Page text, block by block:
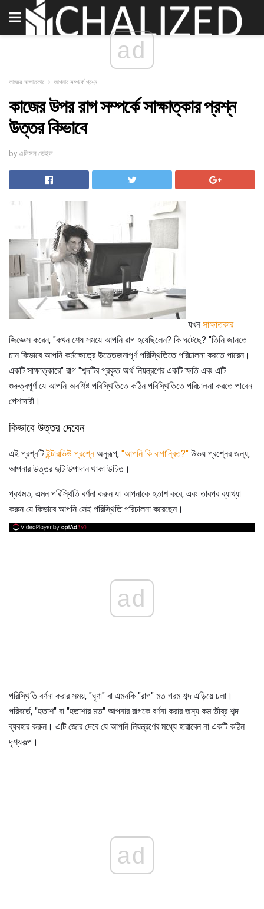
ad
কাজের সাক্ষাতকার আপনার সম্পর্কে প্রশ্ন
কাজের উপর রাগ সম্পর্কে সাক্ষাত্কার প্রশ্ন
উত্তর কিভাবে
by এলিসন ডেইল
যখন সাক্ষাতকার
জিজ্ঞেস করেন, "কখন শেষ সময়ে আপনি রাগ হয়েছিলেন? কি ঘটেছে? "তিনি জানতে
চান কিভাবে আপনি কর্মক্ষেত্রে উত্তেজনাপূর্ণ পরিস্থিতিতে পরিচালনা করতে পারেন।
একটি সাক্ষাত্কারে" রাগ "শব্দটির প্রকৃত অর্থ নিয়ন্ত্রণের একটি ক্ষতি এবং এটি
গুরুত্বপূর্ণ যে আপনি অবশিষ্ট পরিস্থিতিতে কঠিন পরিস্থিতিতে পরিচালনা করতে পারেন
পেশাদারী।
কিভাবে উত্তর দেবেন
এই প্রশ্নটিইন্টারভিউ প্রশ্নেঅনুরূপ, "আপনি কি রাগান্বিত?" উভয় প্রশ্নের জন্য,
আপনার উত্তর দুটি উপাদান থাকা উচিত।
প্রথমত, এমন পরিস্থিতি বর্ণনা করুন যা আপনাকে হতাশ করে, এবং তারপর ব্যাখ্যা
করুন যে কিভাবে আপনি সেই পরিস্থিতি পরিচালনা করেছেন।
ad
পরিস্থিতি বর্ণনা করার সময়, "ঘৃণা" বা এমনকি "রাগ" মত গরম শব্দ এড়িয়ে চলা।
পরিবর্তে, "হতাশ" বা "হতাশার মত" আপনার রাগকে বর্ণনা করার জন্য কম তীব্র শব্দ
ব্যবহার করুন। এটি জোর দেবে যে আপনি নিয়ন্ত্রণের মধ্যে হারাবেন না একটি কঠিন
দৃশ্যকল্প।
ad